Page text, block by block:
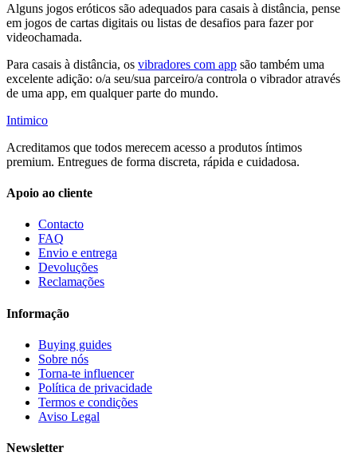
Alguns jogos eróticos são adequados para casais à distância, pense
em jogos de cartas digitais ou listas de desafios para fazer por
videochamada.
Para casais à distância, os vibradores com app são também uma
excelente adição: o/a seu/sua parceiro/a controla o vibrador através
de uma app, em qualquer parte do mundo.
Intimico
Acreditamos que todos merecem acesso a produtos íntimos
premium. Entregues de forma discreta, rápida e cuidadosa.
Apoio ao cliente
Contacto
FAQ
Envio e entrega
Devoluções
Reclamações
Informação
Buying guides
Sobre nós
Torna-te influencer
Política de privacidade
Termos e condições
Aviso Legal
Newsletter